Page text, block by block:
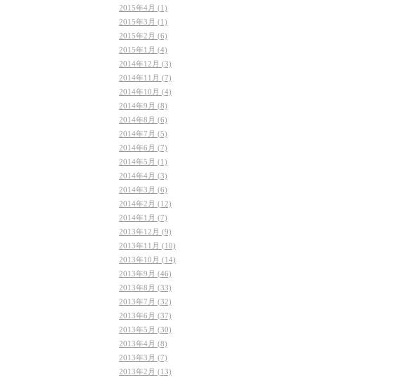
2015年4月 (1)
2015年3月 (1)
2015年2月 (6)
2015年1月 (4)
2014年12月 (3)
2014年11月 (7)
2014年10月 (4)
2014年9月 (8)
2014年8月 (6)
2014年7月 (5)
2014年6月 (7)
2014年5月 (1)
2014年4月 (3)
2014年3月 (6)
2014年2月 (12)
2014年1月 (7)
2013年12月 (9)
2013年11月 (10)
2013年10月 (14)
2013年9月 (46)
2013年8月 (33)
2013年7月 (32)
2013年6月 (37)
2013年5月 (30)
2013年4月 (8)
2013年3月 (7)
2013年2月 (13)